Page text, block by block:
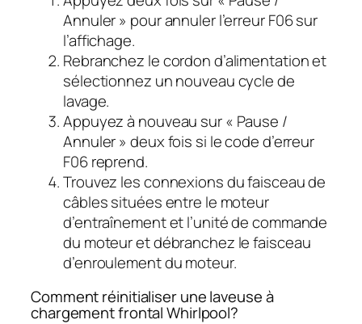
Annuler » pour annuler l’erreur F06 sur
l’affichage.
Rebranchez le cordon d’alimentation et
sélectionnez un nouveau cycle de
lavage.
Appuyez à nouveau sur « Pause /
Annuler » deux fois si le code d’erreur
F06 reprend.
Trouvez les connexions du faisceau de
câbles situées entre le moteur
d’entraînement et l’unité de commande
du moteur et débranchez le faisceau
d’enroulement du moteur.
Comment réinitialiser une laveuse à
chargement frontal Whirlpool?